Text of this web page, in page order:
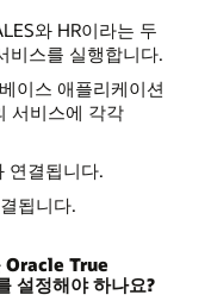
와 HR이라는 두
비스를 실행합니다.
이스 애플리케이션
서비스에 각각
연결됩니다.
됩니다.
Oracle True
설정해야 하나요?